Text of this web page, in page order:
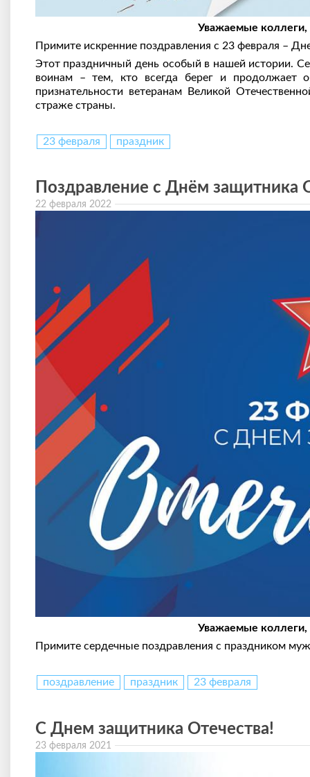
Уважаемые коллеги,
Примите искренние поздравления с 23 февраля –
Этот праздничный день особый в нашей истории.
воинам – тем, кто всегда берег и продолжает
признательности ветеранам Великой
страже страны.
23 февраля праздник
Поздравление с Днём защитника
22 февраля 2022
Уважаемые коллеги,
Примите сердечные поздравления с праздником
поздравление праздник 23 февраля
С Днем защитника Отечества!
23 февраля 2021